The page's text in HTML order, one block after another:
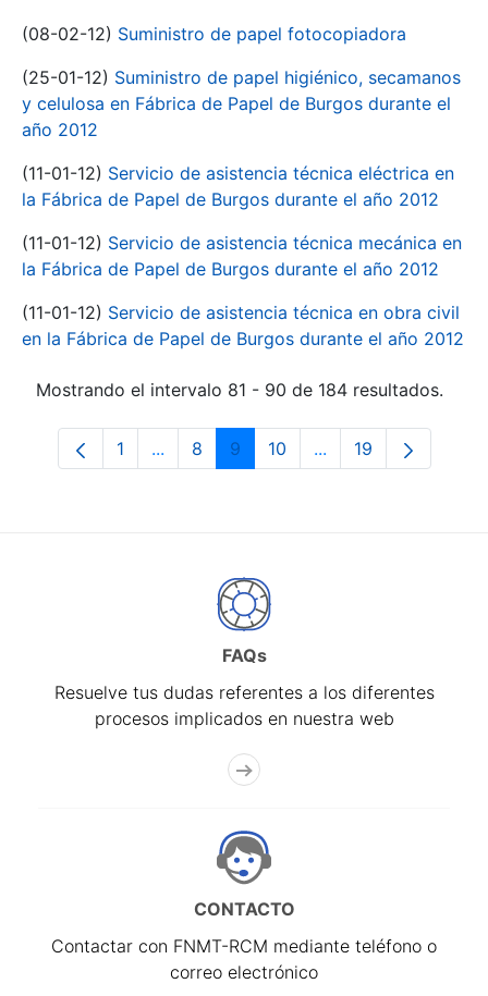
(08-02-12) Suministro de papel fotocopiadora
(25-01-12) Suministro de papel higiénico, secamanos
y celulosa en Fábrica de Papel de Burgos durante el
año 2012
(11-01-12) Servicio de asistencia técnica eléctrica en
la Fábrica de Papel de Burgos durante el año 2012
(11-01-12) Servicio de asistencia técnica mecánica en
la Fábrica de Papel de Burgos durante el año 2012
(11-01-12) Servicio de asistencia técnica en obra civil
en la Fábrica de Papel de Burgos durante el año 2012
Mostrando el intervalo 81 - 90 de 184 resultados.
Página
1 ...Páginas intermedias Use TAB para
Página
8 Página
9 Página
10 ...PáginasPágina
19
FAQs
Resuelve tus dudas referentes a los diferentes
procesos implicados en nuestra web
CONTACTO
Contactar con FNMT-RCM mediante teléfono o
correo electrónico